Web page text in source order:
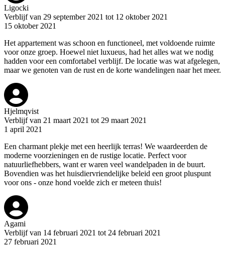
Ligocki
Verblijf van 29 september 2021 tot 12 oktober 2021
15 oktober 2021
Het appartement was schoon en functioneel, met voldoende ruimte
voor onze groep. Hoewel niet luxueus, had het alles wat we nodig
hadden voor een comfortabel verblijf. De locatie was wat afgelegen,
maar we genoten van de rust en de korte wandelingen naar het meer.
Hjelmqvist
Verblijf van 21 maart 2021 tot 29 maart 2021
1 april 2021
Een charmant plekje met een heerlijk terras! We waardeerden de
moderne voorzieningen en de rustige locatie. Perfect voor
natuurliefhebbers, want er waren veel wandelpaden in de buurt.
Bovendien was het huisdiervriendelijke beleid een groot pluspunt
voor ons - onze hond voelde zich er meteen thuis!
Agami
Verblijf van 14 februari 2021 tot 24 februari 2021
27 februari 2021